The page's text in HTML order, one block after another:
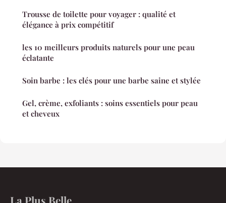
Trousse de toilette pour voyager : qualité et
élégance à prix compétitif
les 10 meilleurs produits naturels pour une peau
éclatante
Soin barbe : les clés pour une barbe saine et stylée
Gel, crème, exfoliants : soins essentiels pour peau
et cheveux
La Plus Belle